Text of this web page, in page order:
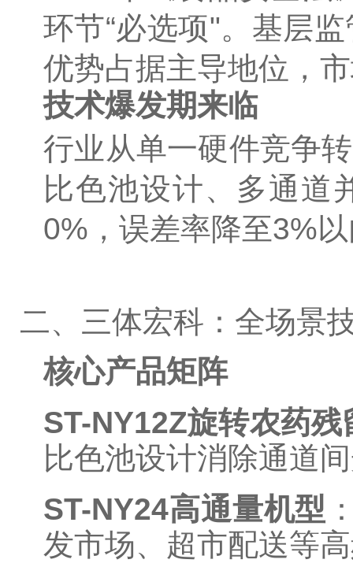
环节“必选项"。基层
优势占据主导地位，
技术爆发期来临
行业从单一硬件竞争
比色池设计、多通道
0%，误差率降至3%
二、三体宏科：全场景
核心产品矩阵
ST-NY12Z旋转农药残
比色池设计消除通道
ST-NY24高通量机型
发市场、超市配送等